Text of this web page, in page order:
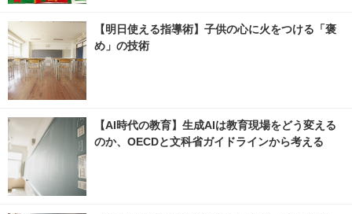
【明日使える指導術】子供の心に火をつける「褒
め」の技術
【AI時代の教育】生成AIは教育現場をどう変える
のか、OECDと文科省ガイドラインから考える